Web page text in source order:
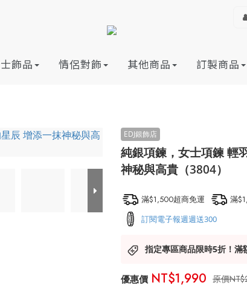
飾品 情侶對飾 其他商品 訂製商品
純銀項鍊，女士項鍊 輕
神秘與高貴（3804）
滿$1,500超商免運 滿
訂閱電子報週週送300
指定專區商品限時5折！滿
NT$1,990